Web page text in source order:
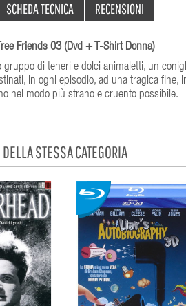
SCHEDA TECNICA RECENSIONI
Friends 03 (Dvd + T-Shirt Donna)
gruppo di teneri e dolci animaletti, un
in ogni episodio, ad una tragica
nel modo più strano e cruento possibile.
STESSA CATEGORIA